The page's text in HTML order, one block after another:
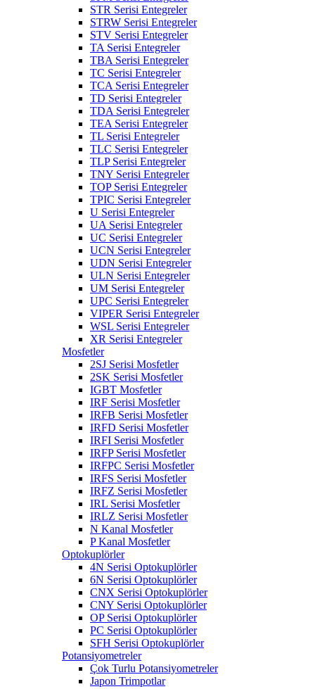
STR Serisi Entegreler
STRW Serisi Entegreler
STV Serisi Entegreler
TA Serisi Entegreler
TBA Serisi Entegreler
TC Serisi Entegreler
TCA Serisi Entegreler
TD Serisi Entegreler
TDA Serisi Entegreler
TEA Serisi Entegreler
TL Serisi Entegreler
TLC Serisi Entegreler
TLP Serisi Entegreler
TNY Serisi Entegreler
TOP Serisi Entegreler
TPIC Serisi Entegreler
U Serisi Entegreler
UA Serisi Entegreler
UC Serisi Entegreler
UCN Serisi Entegreler
UDN Serisi Entegreler
ULN Serisi Entegreler
UM Serisi Entegreler
UPC Serisi Entegreler
VIPER Serisi Entegreler
WSL Serisi Entegreler
XR Serisi Entegreler
Mosfetler
2SJ Serisi Mosfetler
2SK Serisi Mosfetler
IGBT Mosfetler
IRF Serisi Mosfetler
IRFB Serisi Mosfetler
IRFD Serisi Mosfetler
IRFI Serisi Mosfetler
IRFP Serisi Mosfetler
IRFPC Serisi Mosfetler
IRFS Serisi Mosfetler
IRFZ Serisi Mosfetler
IRL Serisi Mosfetler
IRLZ Serisi Mosfetler
N Kanal Mosfetler
P Kanal Mosfetler
Optokuplörler
4N Serisi Optokuplörler
6N Serisi Optokuplörler
CNX Serisi Optokuplörler
CNY Serisi Optokuplörler
OP Serisi Optokuplörler
PC Serisi Optokuplörler
SFH Serisi Optokuplörler
Potansiyometreler
Çok Turlu Potansiyometreler
Japon Trimpotlar